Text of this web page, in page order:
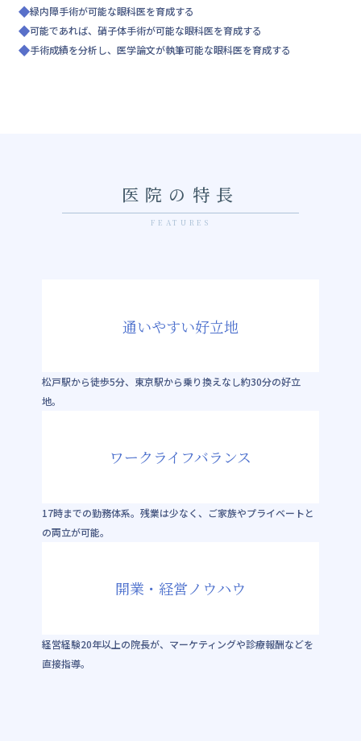
緑内障手術が可能な眼科医を育成する
可能であれば、硝子体手術が可能な眼科医を育成する
手術成績を分析し、医学論文が執筆可能な眼科医を育成する
医院の特長
FEATURES
通いやすい好立地
松戸駅から徒歩5分、東京駅から乗り換えなし約30分の好立
地。
ワークライフバランス
17時までの勤務体系。残業は少なく、ご家族やプライベートと
の両立が可能。
開業・経営ノウハウ
経営経験20年以上の院長が、マーケティングや診療報酬などを
直接指導。